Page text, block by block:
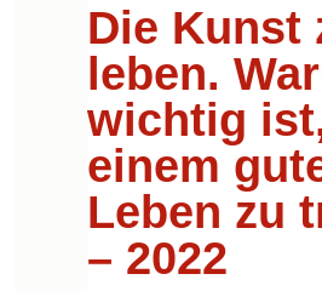
Die Kunst
leben.
wichtig
einem
Leben zu
– 2022